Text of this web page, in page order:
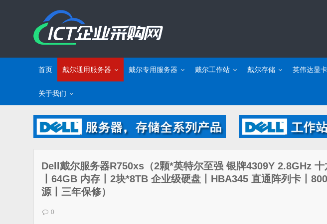
首页 戴尔通用服务器 戴尔专用服务器 戴尔工作站 戴尔存储 英伟达显
关于我们
Dell戴尔服务器R750xs（2颗*英特尔至强 银牌4309Y 2.8GHz 十
丨64GB 内存丨2块*8TB 企业级硬盘丨HBA345 直通阵列卡丨
源丨三年保修）
0